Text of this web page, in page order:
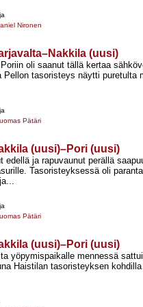
Nironen
(uusi)
Poriin oli saanut tällä kertaa
Pellon tasoristeys näytti puretulta
Pätäri
(uusi)–Pori (uusi)
edellä ja rapuvaunut perällä
Tasoristeyksessä oli
Pätäri
(uusi)–Pori (uusi)
yöpymispaikalle mennessä
Haistilan tasoristeyksen